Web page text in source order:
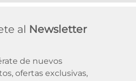
al Newsletter
de nuevos
ofertas exclusivas,